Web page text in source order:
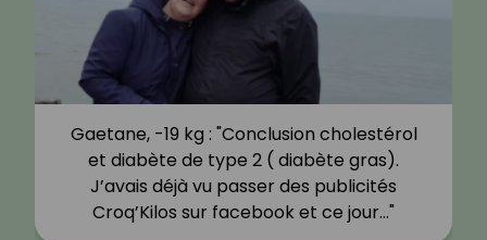
Gaetane, -19 kg : "Conclusion cholestérol
et diabète de type 2 ( diabète gras).
J’avais déjà vu passer des publicités
Croq’Kilos sur facebook et ce jour…"